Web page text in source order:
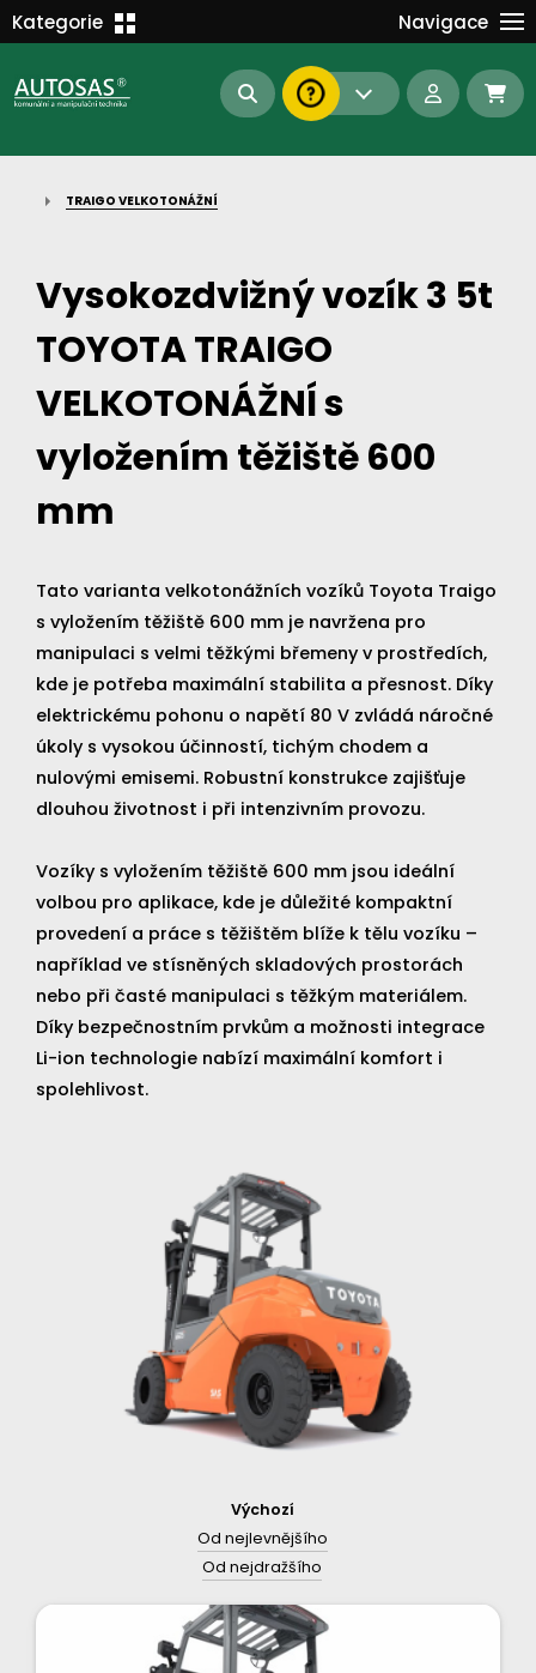
Kategorie
MANIPULAČNÍ TECHNIKA
BAGRY A MANIPULÁTORY
S-BAT ENERGY
23112 185
Navigace
Kontakt
TRAIGO VELKOTONÁŽNÍ
Vysokozdvižný vozík 3 5t
TOYOTA TRAIGO
VELKOTONÁŽNÍ s
vyložením těžiště 600
mm
Tato varianta velkotonážních vozíků Toyota Traigo
s vyložením těžiště 600 mm je navržena pro
manipulaci s velmi těžkými břemeny v prostředích,
kde je potřeba maximální stabilita a přesnost. Díky
elektrickému pohonu o napětí 80 V zvládá náročné
úkoly s vysokou účinností, tichým chodem a
nulovými emisemi. Robustní konstrukce zajišťuje
dlouhou životnost i při intenzivním provozu.
Vozíky s vyložením těžiště 600 mm jsou ideální
volbou pro aplikace, kde je důležité kompaktní
provedení a práce s těžištěm blíže k tělu vozíku –
například ve stísněných skladových prostorách
nebo při časté manipulaci s těžkým materiálem.
Díky bezpečnostním prvkům a možnosti integrace
Li-ion technologie nabízí maximální komfort i
spolehlivost.
Výchozí
Od nejlevnějšího
Od nejdražšího